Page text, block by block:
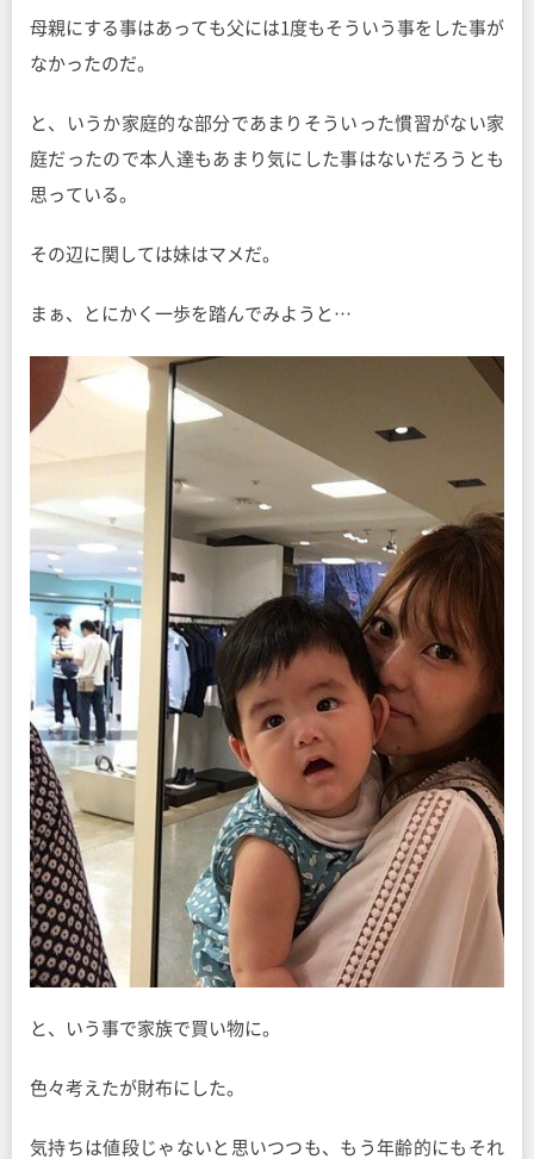
母親にする事はあっても父には1度もそういう事をした事が
なかったのだ。
と、いうか家庭的な部分であまりそういった慣習がない家
庭だったので本人達もあまり気にした事はないだろうとも
思っている。
その辺に関しては妹はマメだ。
まぁ、とにかく一歩を踏んでみようと…
と、いう事で家族で買い物に。
色々考えたが財布にした。
気持ちは値段じゃないと思いつつも、もう年齢的にもそれ